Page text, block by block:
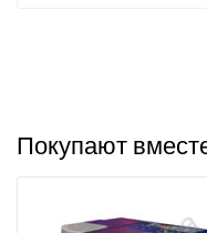
Покупают
За відсутності звязку
(093) 600-51-11
Написати в Viber